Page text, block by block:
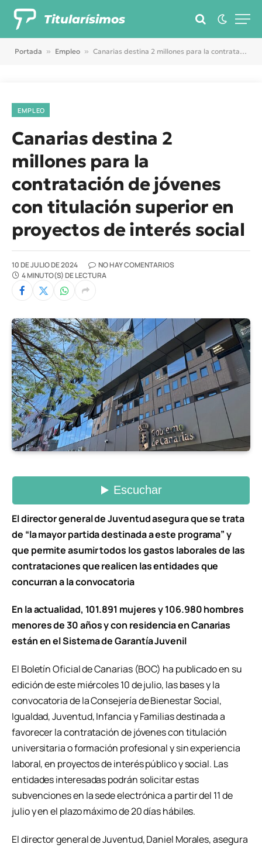
Titularísimos
Portada » Empleo » Canarias destina 2 millones para la contratación de jóvenes con titulación superior en proyectos de interés social
EMPLEO
Canarias destina 2
millones para la
contratación de jóvenes
con titulación superior en
proyectos de interés social
10 DE JULIO DE 2024
NO HAY COMENTARIOS
4 MINUTO(S) DE LECTURA
El director general de Juventud asegura que se trata
de “la mayor partida destinada a este programa” y
que permite asumir todos los gastos laborales de las
contrataciones que realicen las entidades que
concurran a la convocatoria
En la actualidad, 101.891 mujeres y 106.980 hombres
menores de 30 años y con residencia en Canarias
están en el Sistema de Garantía Juvenil
El Boletín Oficial de Canarias (BOC) ha publicado en su
edición de este miércoles 10 de julio, las bases y la
convocatoria de la Consejería de Bienestar Social,
Igualdad, Juventud, Infancia y Familias destinada a
favorecer la contratación de jóvenes con titulación
universitaria o formación profesional y sin experiencia
laboral, en proyectos de interés público y social. Las
entidades interesadas podrán solicitar estas
subvenciones en la sede electrónica a partir del 11 de
julio y en el plazo máximo de 20 días hábiles.
El director general de Juventud, Daniel Morales, asegura